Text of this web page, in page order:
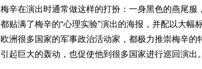
梅辛在演出时通常做这样的打扮：一身黑色的燕尾
都贴满了梅辛的“心理实验”演出的海报，并配以大幅
欧洲很多国家的军事政治活动家，都极力推崇梅辛
引起巨大的轰动，也促使他到很多国家进行巡回演出。